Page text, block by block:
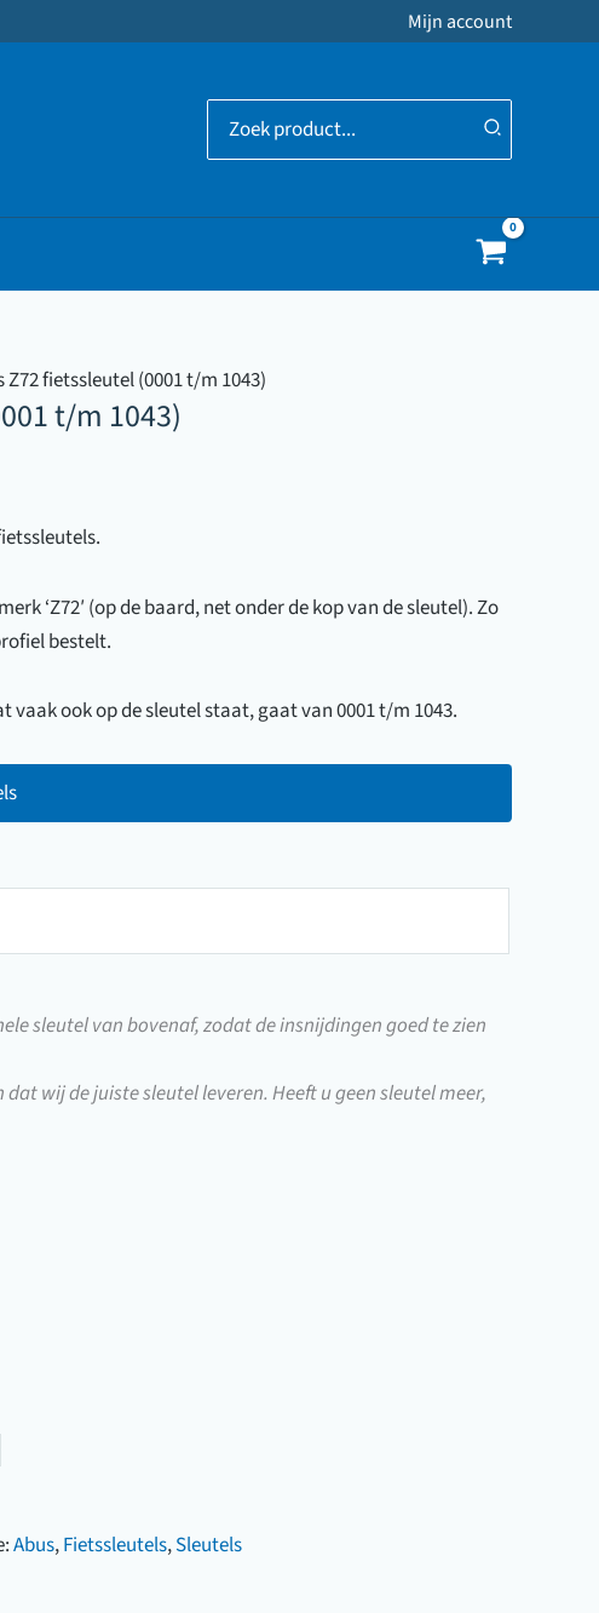
Mijn account
Zoeken
naar:
Z72 fietssleutel (0001 t/m 1043)
t/m 1043)
‘Z72′ (op de baard, net onder de kop van de sleutel). Zo
bestelt.
ook op de sleutel staat, gaat van 0001 t/m 1043.
sleutel van bovenaf, zodat de insnijdingen goed te zien
wij de juiste sleutel leveren. Heeft u geen sleutel meer,
Abus,Fietssleutels,Sleutels